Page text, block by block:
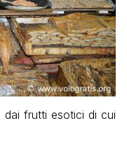
frutti esotici di cui